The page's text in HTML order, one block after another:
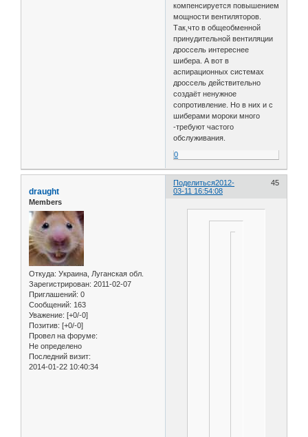
компенсируется повышением
мощности вентиляторов.
Так,что в общеобменной
принудительной вентиляции
дроссель интереснее
шибера. А вот в
аспирационных системах
дроссель действительно
создаёт ненужное
сопротивление. Но в них и с
шиберами мороки много
-требуют частого
обслуживания.
0
Поделиться 45
2012-
03-11 16:54:08
draught
Members
Откуда: Украина, Луганская обл.
Зарегистрирован: 2011-02-07
Приглашений: 0
Сообщений: 163
Уважение: [+0/-0]
Позитив: [+0/-0]
Провел на форуме:
Не определено
Последний визит:
2014-01-22 10:40:34